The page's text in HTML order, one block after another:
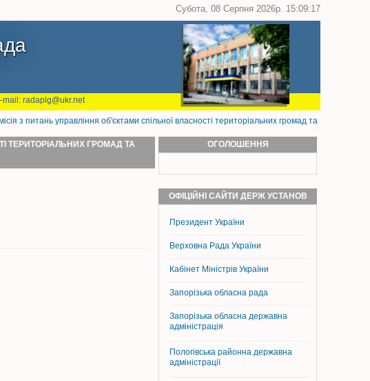
Субота, 08 Серпня 2026р. 15:09:17
mail: radaplg@ukr.net
з питань управління об'єктами спільної власності територіальних громад та
ТЕРИТОРІАЛЬНИХ ГРОМАД ТА
ОГОЛОШЕННЯ
ОФІЦІЙНІ САЙТИ ДЕРЖ УСТАНОВ
Президент України
Верховна Рада України
Кабінет Міністрів України
Запорізька обласна рада
Запорізька обласна державна
адміністрація
Пологівська районна державна
адміністрації